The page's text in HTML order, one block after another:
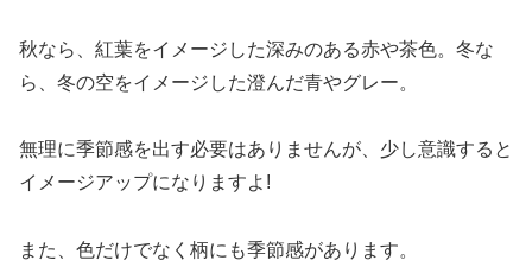
秋なら、紅葉をイメージした深みのある赤や茶色。冬な
ら、冬の空をイメージした澄んだ青やグレー。
無理に季節感を出す必要はありませんが、少し意識すると
イメージアップになりますよ!
また、色だけでなく柄にも季節感があります。